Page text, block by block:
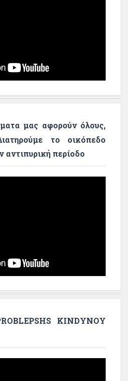
μας αφορούν όλους,
το οικόπεδο
αντιπυρική περίοδο
KINDYNOY